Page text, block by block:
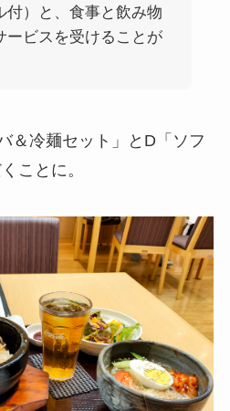
付）と、食事と飲み物
ービスを受けることが
＆冷麺セット」とD「ソフ
ことに。